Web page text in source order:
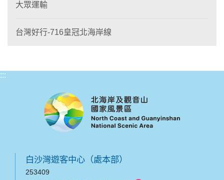
大眾運輸
台灣好行-716皇冠北海岸線
:::
白沙灣遊客中心（處本部）
253409